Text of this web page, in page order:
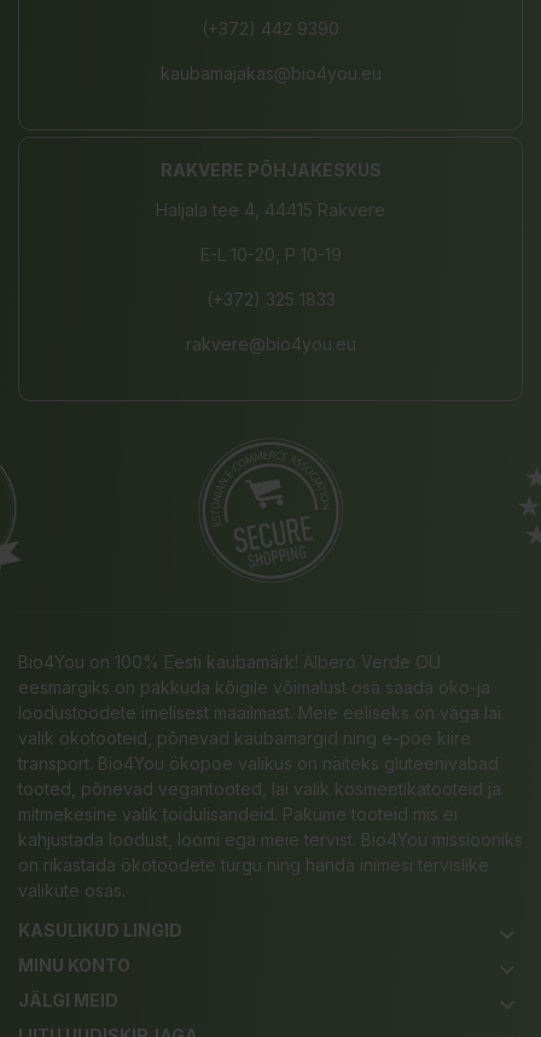
(+372) 442 9390
kaubamajakas@bio4you.eu
RAKVERE PÕHJAKESKUS
Haljala tee 4, 44415 Rakvere
E-L 10-20, P 10-19
(+372) 325 1833
rakvere@bio4you.eu
Bio4You on 100% Eesti kaubamärk! Albero Verde OÜ
eesmärgiks on pakkuda kõigile võimalust osa saada öko-ja
loodustoodete imelisest maailmast. Meie eeliseks on väga lai
valik ökotooteid, põnevad kaubamärgid ning e-poe kiire
transport. Bio4You ökopoe valikus on näiteks gluteenivabad
tooted, põnevad vegantooted, lai valik kosmeetikatooteid ja
mitmekesine valik toidulisandeid. Pakume tooteid mis ei
kahjustada loodust, loomi ega meie tervist. Bio4You missiooniks
on rikastada ökotoodete turgu ning harida inimesi tervislike
valikute osas.
KASULIKUD LINGID
keyboard_arrow_down
MINU KONTO keyboard_arrow_down
JÄLGI MEID keyboard_arrow_down